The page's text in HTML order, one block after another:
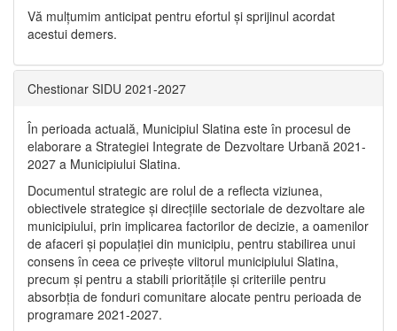
Vă mulţumim anticipat pentru efortul şi sprijinul acordat
acestui demers.
Chestionar SIDU 2021-2027
În perioada actuală, Municipiul Slatina este în procesul de
elaborare a Strategiei Integrate de Dezvoltare Urbană 2021‐
2027 a Municipiului Slatina.
Documentul strategic are rolul de a reflecta viziunea,
obiectivele strategice și direcțiile sectoriale de dezvoltare ale
municipiului, prin implicarea factorilor de decizie, a oamenilor
de afaceri și populației din municipiu, pentru stabilirea unui
consens în ceea ce privește viitorul municipiului Slatina,
precum și pentru a stabili prioritățile și criteriile pentru
absorbția de fonduri comunitare alocate pentru perioada de
programare 2021-2027.